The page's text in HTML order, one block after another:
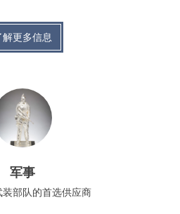
解更多信息
军事
部队的首选供应商